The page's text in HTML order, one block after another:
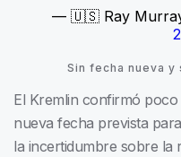
— 🇺🇸 Ray
Sin fecha nueva
El Kremlin confirmó
nueva fecha prevista
la incertidumbre sobre la